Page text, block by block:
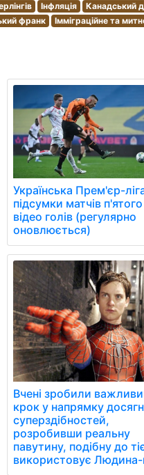
Інфляція Канадський
франк Імміграційне та
Українська Прем'єр-
підсумки матчів
відео голів (регулярно
оновлюється)
Вчені зробили
крок у напрямку
суперздібностей,
розробивши реальну
павутину, подібну до
використовує Людина-